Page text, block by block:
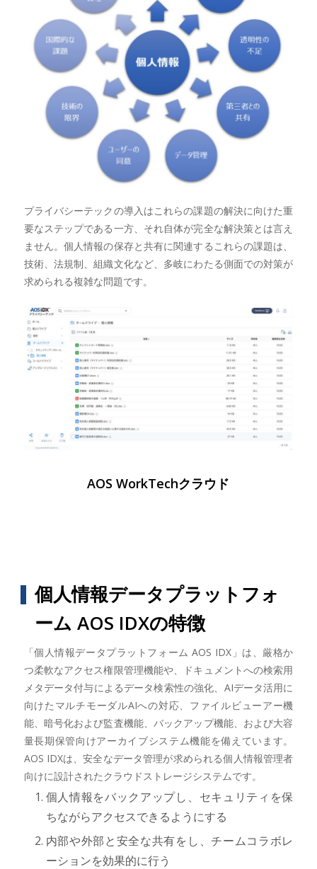
プライバシーテックの導入はこれらの課題の解決に向けた重
要なステップである一方、それ自体が完全な解決策とは言え
ません。個人情報の保存と共有に関連するこれらの課題は、
技術、法規制、組織文化など、多岐にわたる側面での対策が
求められる複雑な問題です。
AOS WorkTechクラウド
個人情報データプラットフォ
ーム AOS IDXの特徴
「個人情報データプラットフォーム AOS IDX」は、厳格か
つ柔軟なアクセス権限管理機能や、ドキュメントへの検索用
メタデータ付与によるデータ検索性の強化、AIデータ活用に
向けたマルチモーダルAIへの対応、ファイルビューアー機
能、暗号化および監査機能、バックアップ機能、および大容
量長期保管向けアーカイブシステム機能を備えています。
AOS IDXは、安全なデータ管理が求められる個人情報管理者
向けに設計されたクラウドストレージシステムです。
個人情報をバックアップし、セキュリティを保
ちながらアクセスできるようにする
内部や外部と安全な共有をし、チームコラボレ
ーションを効果的に行う